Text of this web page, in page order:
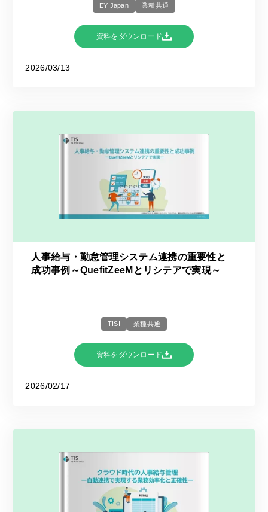
EY Japan 業種共通
資料をダウンロード
2026/03/13
人事給与・勤怠管理システム連携の重要性と
成功事例～QuefitZeeMとリシテアで実現～
TISI 業種共通
資料をダウンロード
2026/02/17